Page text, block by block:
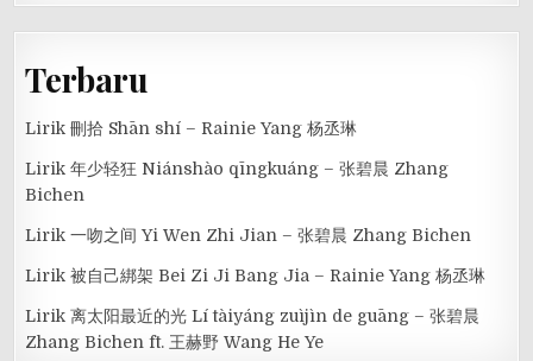
Terbaru
Lirik 刪拾 Shān shí – Rainie Yang 杨丞琳
Lirik 年少轻狂 Niánshào qīngkuáng – 张碧晨 Zhang
Bichen
Lirik 一吻之间 Yi Wen Zhi Jian – 张碧晨 Zhang Bichen
Lirik 被自己綁架 Bei Zi Ji Bang Jia – Rainie Yang 杨丞琳
Lirik 离太阳最近的光 Lí tàiyáng zuìjìn de guāng – 张碧晨
Zhang Bichen ft. 王赫野 Wang He Ye